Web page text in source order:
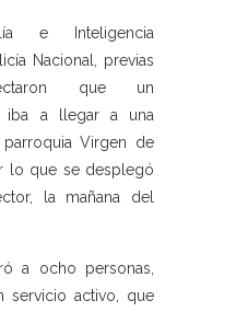
e Inteligencia
Nacional, previas
que un
iba a llegar a una
Virgen de
lo que se desplegó
la mañana del
a ocho personas,
servicio activo, que